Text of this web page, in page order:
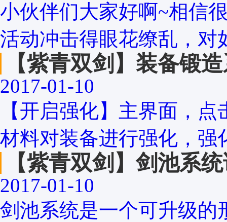
小伙伴们大家好啊~相信
活动冲击得眼花缭乱，对
【紫青双剑】装备锻
2017-01-10
【开启强化】主界面，
材料对装备进行强化，强
【紫青双剑】剑池系
2017-01-10
剑池系统是一个可升级的